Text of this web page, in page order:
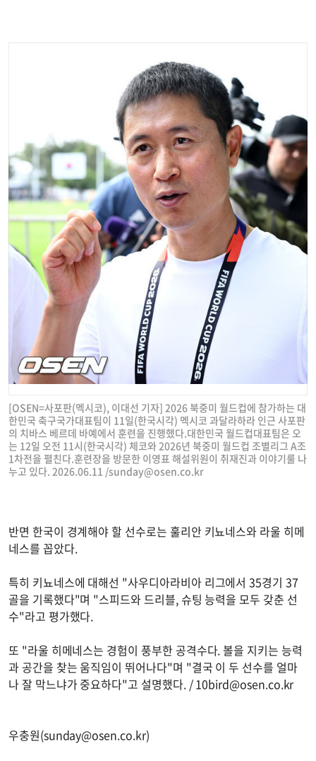
[OSEN=사포판(멕시코), 이대선 기자] 2026 북중미 월드컵에 참가하는 대
한민국 축구국가대표팀이 11일(한국시각) 멕시코 과달라하라 인근 사포판
의 치바스 베르데 바예에서 훈련을 진행했다.대한민국 월드컵대표팀은 오
는 12일 오전 11시(한국시각) 체코와 2026년 북중미 월드컵 조별리그 A조
1차전을 펼친다.훈련장을 방문한 이영표 해설위원이 취재진과 이야기룰 나
누고 있다. 2026.06.11 /sunday@osen.co.kr
반면 한국이 경계해야 할 선수로는 훌리안 키뇨네스와 라울 히메
네스를 꼽았다.
특히 키뇨네스에 대해선 "사우디아라비아 리그에서 35경기 37
골을 기록했다"며 "스피드와 드리블, 슈팅 능력을 모두 갖춘 선
수"라고 평가했다.
또 "라울 히메네스는 경험이 풍부한 공격수다. 볼을 지키는 능력
과 공간을 찾는 움직임이 뛰어나다"며 "결국 이 두 선수를 얼마
나 잘 막느냐가 중요하다"고 설명했다. /10bird@osen.co.kr
우충원(sunday@osen.co.kr)